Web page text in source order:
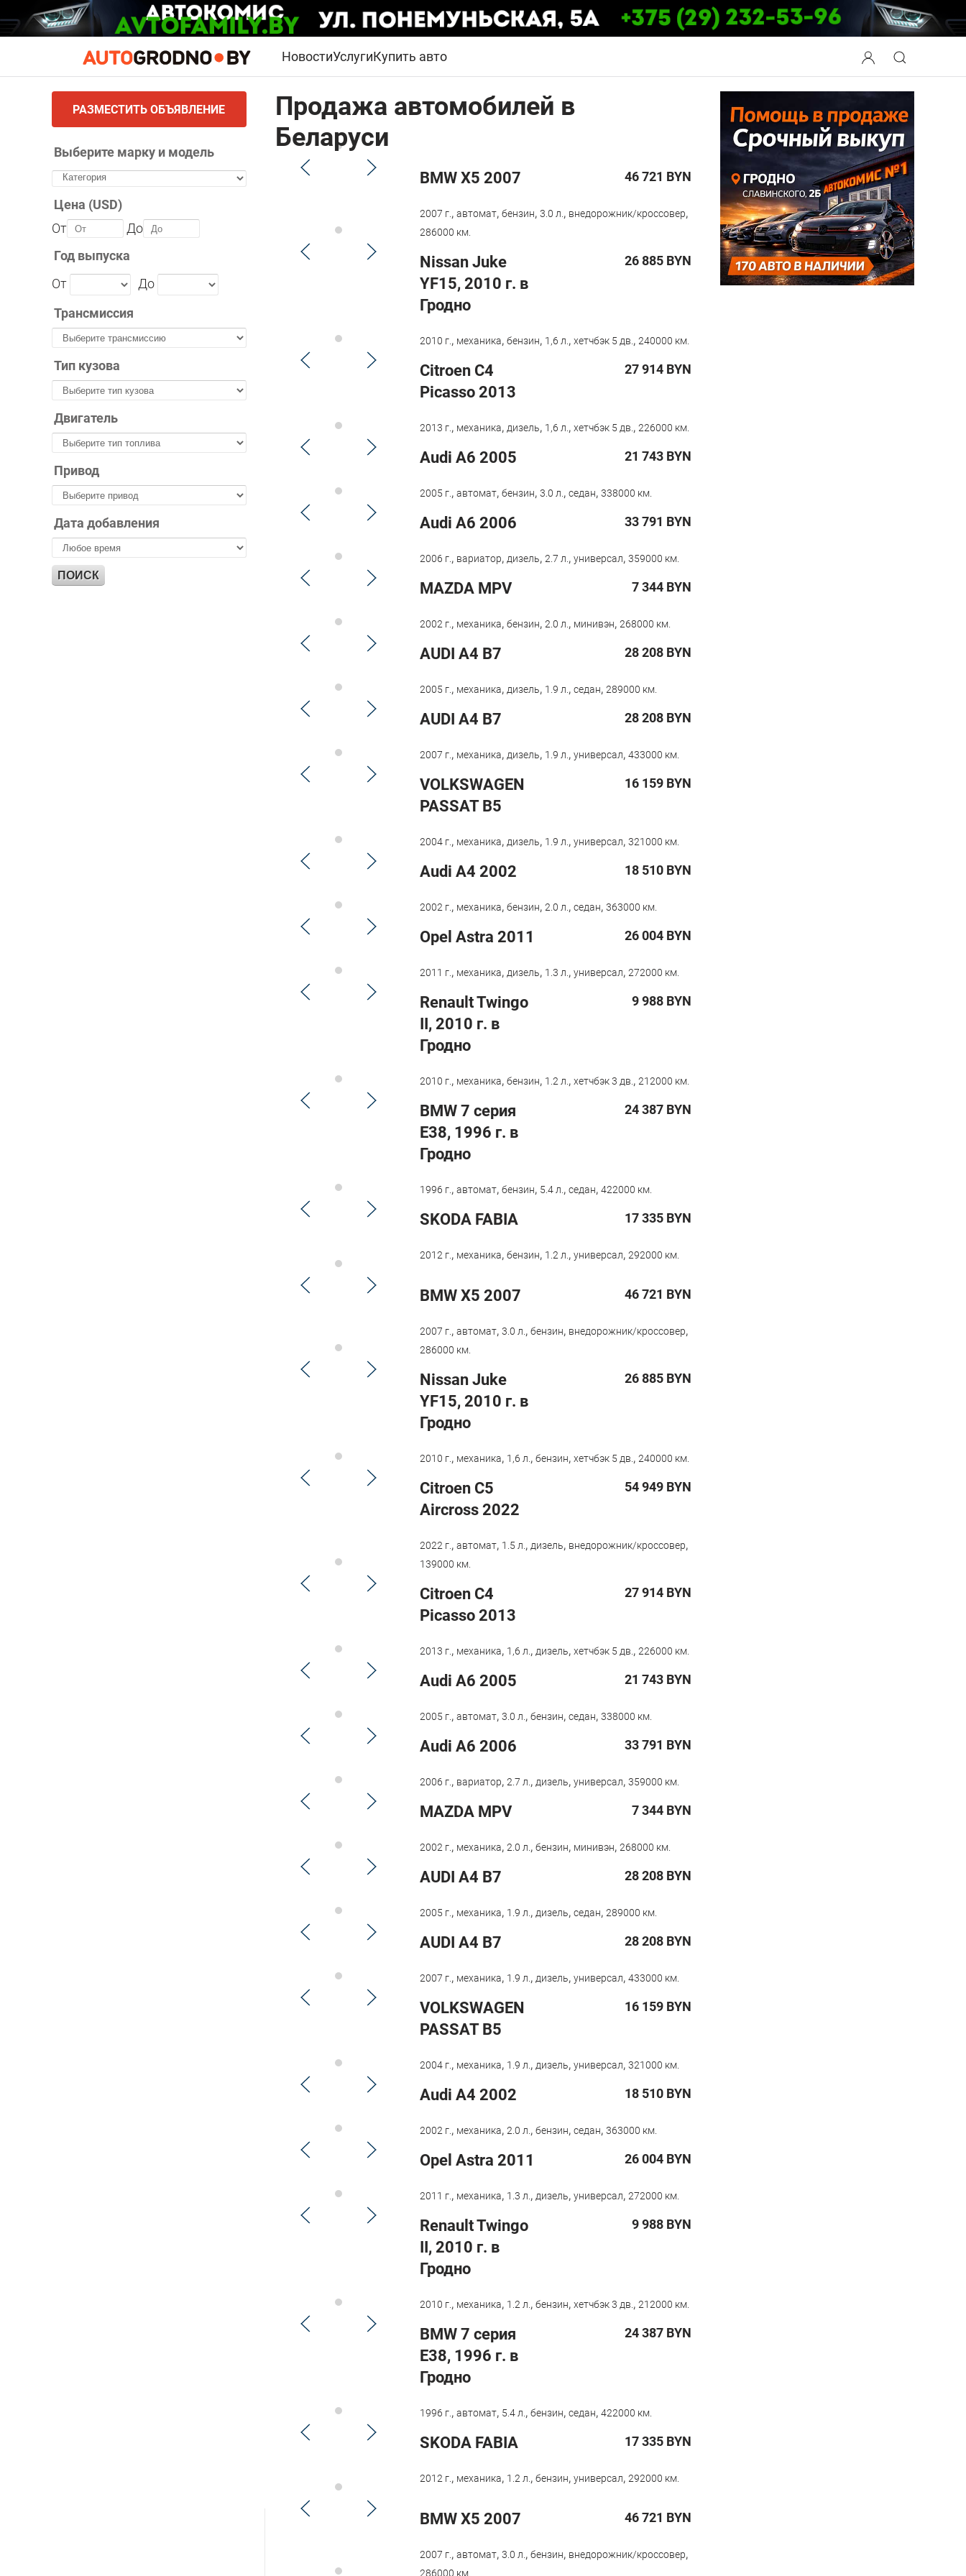
НовостиУслугиКупить авто
РАЗМЕСТИТЬ ОБЪЯВЛЕНИЕ
Выберите марку и модель
Цена (USD)
От
До
Год выпуска
От
До
Трансмиссия
Тип кузова
Двигатель
Привод
Дата добавления
ПОИСК
Продажа автомобилей в
Беларуси
BMW X5 2007 46 721 BYN
2007 г.,автомат,бензин,3.0 л., внедорожник/кроссовер,
286000 км.
Nissan Juke
YF15, 2010 г. в
Гродно
26 885 BYN
2010 г., механика,бензин, 1,6 л.,хетчбэк 5 дв.,240000 км.
Citroen C4
Picasso 2013
27 914 BYN
2013 г., механика,дизель, 1,6 л.,хетчбэк 5 дв.,226000 км.
Audi A6 2005 21 743 BYN
2005 г.,автомат,бензин,3.0 л.,седан,338000 км.
Audi A6 2006 33 791 BYN
2006 г., вариатор,дизель,2.7 л.,универсал,359000 км.
MAZDA MPV 7 344 BYN
2002 г., механика,бензин,2.0 л., минивэн,268000 км.
AUDI A4 B7 28 208 BYN
2005 г., механика,дизель, 1.9 л.,седан,289000 км.
AUDI A4 B7 28 208 BYN
2007 г., механика,дизель, 1.9 л.,универсал,433000 км.
VOLKSWAGEN
PASSAT B5
16 159 BYN
2004 г., механика,дизель, 1.9 л.,универсал,321000 км.
Audi A4 2002 18 510 BYN
2002 г., механика,бензин,2.0 л.,седан,363000 км.
Opel Astra 2011 26 004 BYN
2011 г., механика,дизель, 1.3 л.,универсал,272000 км.
Renault Twingo
II, 2010 г. в
Гродно
9 988 BYN
2010 г., механика,бензин, 1.2 л.,хетчбэк 3 дв.,212000 км.
BMW 7 серия
E38, 1996 г. в
Гродно
24 387 BYN
1996 г.,автомат,бензин, 5.4 л.,седан,422000 км.
SKODA FABIA 17 335 BYN
2012 г., механика,бензин, 1.2 л.,универсал,292000 км.
BMW X5 2007 46 721 BYN
2007 г.,автомат,3.0 л.,бензин, внедорожник/кроссовер,
286000 км.
Nissan Juke
YF15, 2010 г. в
Гродно
26 885 BYN
2010 г., механика, 1,6 л.,бензин,хетчбэк 5 дв.,240000 км.
Citroen С5
Aircross 2022
54 949 BYN
2022 г.,автомат, 1.5 л.,дизель, внедорожник/кроссовер,
139000 км.
Citroen C4
Picasso 2013
27 914 BYN
2013 г., механика, 1,6 л.,дизель,хетчбэк 5 дв.,226000 км.
Audi A6 2005 21 743 BYN
2005 г.,автомат,3.0 л.,бензин,седан,338000 км.
Audi A6 2006 33 791 BYN
2006 г., вариатор,2.7 л.,дизель,универсал,359000 км.
MAZDA MPV 7 344 BYN
2002 г., механика,2.0 л.,бензин, минивэн,268000 км.
AUDI A4 B7 28 208 BYN
2005 г., механика, 1.9 л.,дизель,седан,289000 км.
AUDI A4 B7 28 208 BYN
2007 г., механика, 1.9 л.,дизель,универсал,433000 км.
VOLKSWAGEN
PASSAT B5
16 159 BYN
2004 г., механика, 1.9 л.,дизель,универсал,321000 км.
Audi A4 2002 18 510 BYN
2002 г., механика,2.0 л.,бензин,седан,363000 км.
Opel Astra 2011 26 004 BYN
2011 г., механика, 1.3 л.,дизель,универсал,272000 км.
Renault Twingo
II, 2010 г. в
Гродно
9 988 BYN
2010 г., механика, 1.2 л.,бензин,хетчбэк 3 дв.,212000 км.
BMW 7 серия
E38, 1996 г. в
Гродно
24 387 BYN
1996 г.,автомат, 5.4 л.,бензин,седан,422000 км.
SKODA FABIA 17 335 BYN
2012 г., механика, 1.2 л.,бензин,универсал,292000 км.
BMW X5 2007 46 721 BYN
2007 г.,автомат,3.0 л.,бензин, внедорожник/кроссовер,